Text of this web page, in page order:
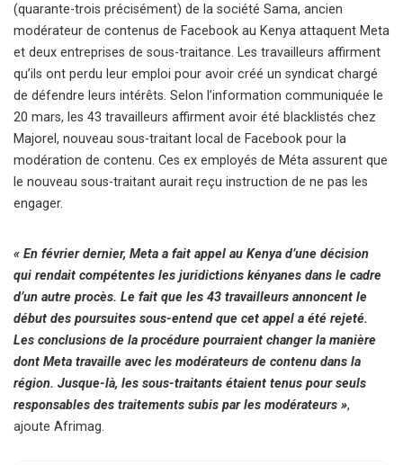
(quarante-trois précisément) de la société Sama, ancien
modérateur de contenus de Facebook au Kenya attaquent Meta
et deux entreprises de sous-traitance. Les travailleurs affirment
qu’ils ont perdu leur emploi pour avoir créé un syndicat chargé
de défendre leurs intérêts. Selon l’information communiquée le
20 mars, les 43 travailleurs affirment avoir été blacklistés chez
Majorel, nouveau sous-traitant local de Facebook pour la
modération de contenu. Ces ex employés de Méta assurent que
le nouveau sous-traitant aurait reçu instruction de ne pas les
engager.
« En février dernier, Meta a fait appel au Kenya d’une décision
qui rendait compétentes les juridictions kényanes dans le cadre
d’un autre procès. Le fait que les 43 travailleurs annoncent le
début des poursuites sous-entend que cet appel a été rejeté.
Les conclusions de la procédure pourraient changer la manière
dont Meta travaille avec les modérateurs de contenu dans la
région. Jusque-là, les sous-traitants étaient tenus pour seuls
responsables des traitements subis par les modérateurs »,
ajoute Afrimag.